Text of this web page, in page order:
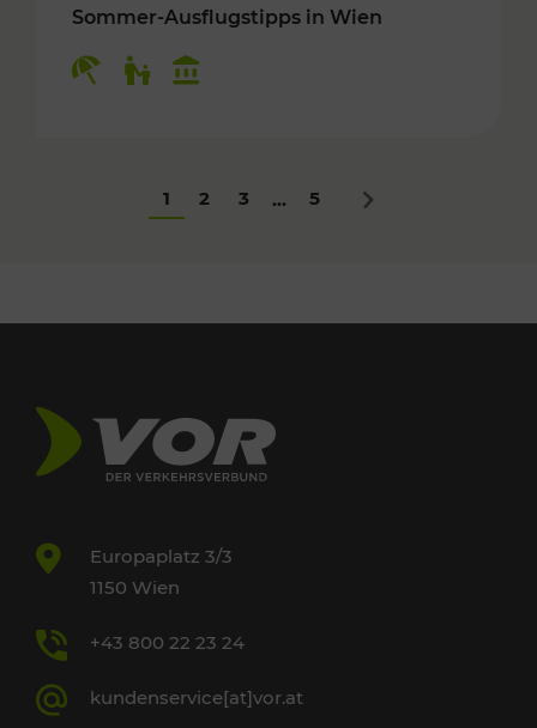
Sommer-Ausflugstipps in Wien
1 2 3 ... 5 Nächstes
Europaplatz 3/3
1150 Wien
+43 800 22 23 24
kundenservice[at]vor.at